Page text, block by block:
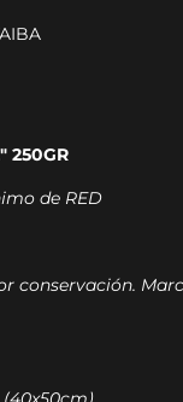
250GR
de RED
conservación.